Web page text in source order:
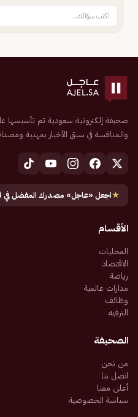
والمنافسة في سبق الأخبار بمهنية
★اجعل «عاجل» مصدرك المفضل في
الأقسام
المحليات
الاقتصاد
رياضة
مدارات عالمية
وظائف
الترفيه
الصحيفة
من نحن
اتصل بنا
أعلن معنا
سياسة الخصوصية